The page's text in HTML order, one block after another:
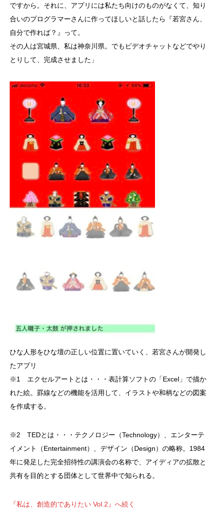
ですから。それに、アプリには私たち向けのものがなくて、知り
合いのプログラマーさんに作ってほしいと話したら『若宮さん、
自分で作れば？』って。
その人は宮城県、私は神奈川県。でもビデオチャットなどでやり
とりして、完成させました」
ひな人形をひな壇の正しい位置に置いていく、若宮さんが開発し
たアプリ
※1 エクセルアートとは・・・表計算ソフトの「Excel」で描か
れた絵。罫線などの機能を活用して、イラストや和柄などの図案
を作成する。
※2 TEDとは・・・テクノロジー（Technology）、エンターテ
イメント（Entertainment）、デザイン（Design）の略称。1984
年に発足した完全招待性の講演会の名称で、アイディアの拡散と
共有を目的とする団体として世界中で知られる。
『私は、創造的でありたい Vol.2』へ続く